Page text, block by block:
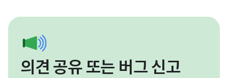
의견 공유 또는 버그 신고